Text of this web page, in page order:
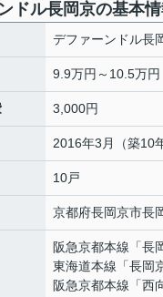
ドル長岡京の基本
デファーンドル長
9.9万円～10.5万円
3,000円
2016年3月（築10
10戸
京都府長岡京市長
阪急京都本線 「長
東海道本線 「長岡
阪急京都本線 「西